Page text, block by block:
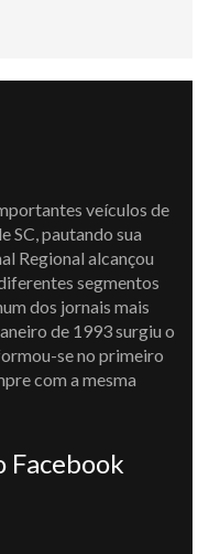
veículos de
SC, pautando sua
Regional alcançou
segmentos
dos jornais mais
de 1993 surgiu o
se no primeiro
com a mesma
Facebook